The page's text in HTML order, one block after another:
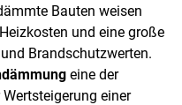
Bauten weisen
und eine große
Brandschutzwerten.
eine der
einer